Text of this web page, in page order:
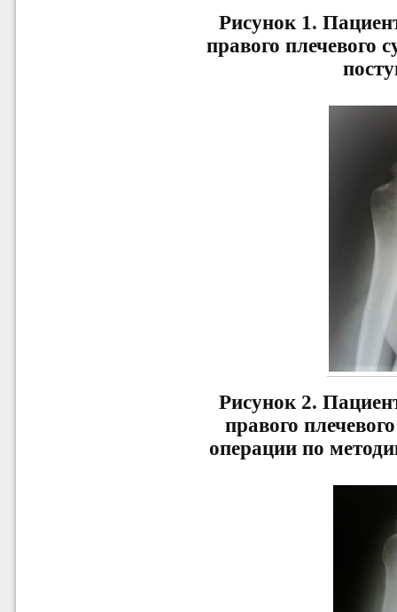
Рисунок 1.
правого плечевого
Рисунок 2.
правого
операции по